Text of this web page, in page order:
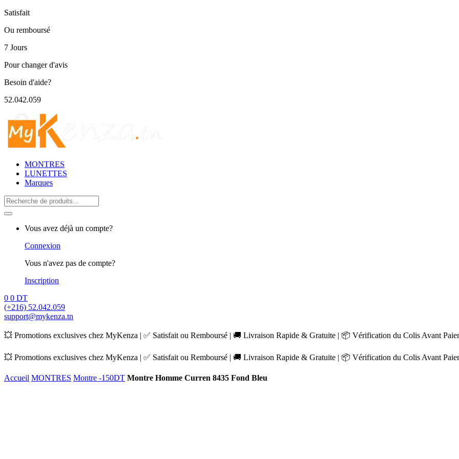
Satisfait
Ou remboursé
7 Jours
Pour changer d'avis
Besoin d'aide?
52.042.059
MONTRES
LUNETTES
Marques
Search
for:
Vous avez déjà un compte?
Connexion
Vous n'avez pas de compte?
Inscription
0 0 DT
(+216) 52.042.059
support@mykenza.tn
💥 Promotions exclusives chez MyKenza | ✅ Satisfait ou Remboursé | 🚚 Livraison Rapide & Gratuite | 📦 Vérification du Colis Avant
💥 Promotions exclusives chez MyKenza | ✅ Satisfait ou Remboursé | 🚚 Livraison Rapide & Gratuite | 📦 Vérification du Colis Avant
Accueil MONTRES Montre -150DT Montre Homme Curren 8435 Fond Bleu